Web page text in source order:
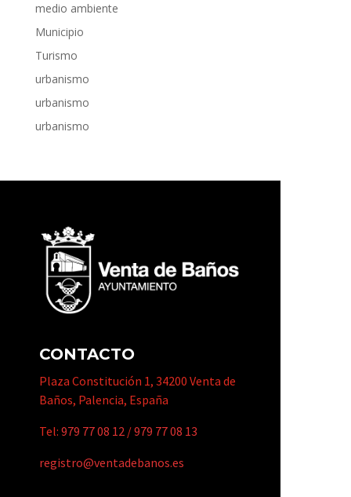
medio ambiente
Municipio
Turismo
urbanismo
urbanismo
urbanismo
CONTACTO
Plaza Constitución 1, 34200 Venta de
Baños, Palencia, España
Tel: 979 77 08 12 /979 77 08 13
registro@ventadebanos.es